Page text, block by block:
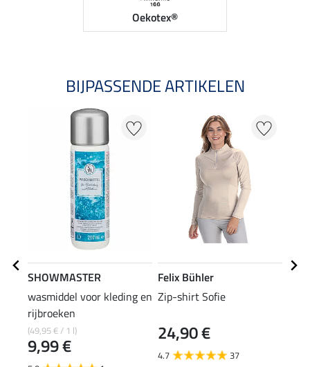
Oekotex®
BIJPASSENDE ARTIKELEN
SHOWMASTER
wasmiddel voor kleding en
rijbroeken
(49,95 € / 1 l)
9,99 €
Felix Bühler
Zip-shirt Sofie
24,90 €
4.7 37